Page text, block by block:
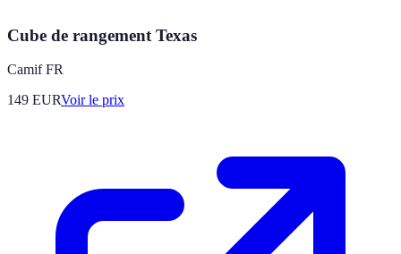
Cube de rangement Texas
Camif FR
149 EURVoir le prix